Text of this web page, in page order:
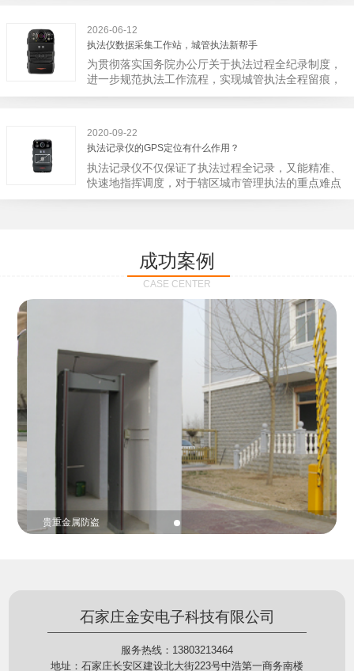
备能自动读取目标对象，并同步到采集站中，此外设
备具有断点续传的功能，如果碰到网络故障，可以从
已经上传或下载的部分开始继续上传下载未完成的部
分，而没有必要从头开始上传下载，能节省时间，提
高速度。再者待数据传输完毕之后，执法仪数据采集
下次直接使用，提高执法仪数据效率。执法仪数据采
集站还具有强大的数据存储管理系统，后台统计不同
上传时段、不同重要级别的数据，将统计结果以图表
或者报表的形式呈现；设备设置有用户操作权限管
理，自动将用户警员编号与执法仪编号绑定，保障数
据的合法性，同时系统可设置每个警员的权限，明确
2026-06-12
执法仪数据采集工作站，城管执法新帮手
为贯彻落实国务院办公厅关于执法过程全纪录制度，
进一步规范执法工作流程，实现城管执法全程留痕，
深入推进执法队伍规范化建设，给城管执法工作添加
止了双方矛盾的发生。现在有了执法仪数据采集工作
站，执法队员的担忧便得到有效的解决。每个采集工
作站可支持多台执法记录仪设备同时上传数据，队员
当天使用当天上传，通过数据线接入到采集工作站，
它会自动读取所有的视频、音频、图片、日志等信
作站也能自动为执法记录仪充充电、校校时，做执法
记录仪的贴心小"保姆"。随着群众法律意识的逐步提
高，行政执法行为更加"阳光、透明"，通过工作站可
以随时调取证据视频，精准查阅现场资料，直戳了当
的展示给行政相对人看，有效的减少了行政相对人对
城管执法行为的误解，树立了执法的公信力。
2020-09-22
执法记录仪的GPS定位有什么作用？
执法记录仪不仅保证了执法过程全记录，又能精准、
快速地指挥调度，对于辖区城市管理执法的重点难点
也能一目了然，在城市管理工作信息化中发挥着重要
定位模块，可通过移动网络将位置信息实时发送到监
控中心，在平台的电子地图上显示出设备的具体位
置，实时查看执法人员到岗情况及根据执法环境迅速
调配周边执法人员。同时，内置NFC芯片，可支持身
份证查验等拓展功能，在实战中发挥着重要的作用，
能广泛应用于交警公安执法、卫生监督、城管执法、
海关执法、路政、质量监督、林业园林、消防、质量
监督、公路铁路等各个领域。
成功案例
CASE CENTER
贵重金属防盗
石家庄金安电子科技有限公司
服务热线：13803213464
地址：石家庄长安区建设北大街223号中浩第一商务南楼